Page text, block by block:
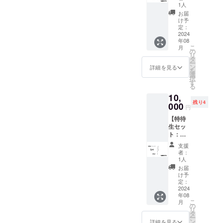
ざいま
す。 そ
の場合
CAMPF
IREでご
使用の
ユー
を掲載
させて
データ
便にて
お送り
させて
頂きま
す。 ※
支援
時、必
ず備考
へ掲載
を希望
される
(文字の
み、
ニック
ネーム
等も可)
をご記
入くだ
さい。
掲載す
るお名
前や企
業名は
動画 ※
ほぼ決
定稿と
なりま
すの
で、一
部完成
映画と
異なる
※御礼
メッ
動画
（15
秒〜30
秒予
定）
データ
便にて
お送り
させて
頂きま
す。 ※
支援
時、必
り限定
台本】
・出演
者限定
サイン
入り台
本 ・エ
ンド
ロール
クレ
(Specia
l
Thanks
) ・出演
者から
のお礼
メッ
セージ
動画 ※
ほぼ決
定稿と
なりま
すの
で、一
部完成
映画と
異なる
1人
お届
け予
定：
2024
年08
月
詳細を見る
こ
の
リ
タ
ー
ン
を
選
択
す
る
10,
000 円
残り4
【特待
生セッ
ト：ゆ
うかサ
イン入
り限定
台本】
・出演
者限定
サイン
入り台
本 ・エ
ンド
ロール
支援
者：
1人
お届
け予
定：
2024
年08
月
こ
の
リ
タ
ー